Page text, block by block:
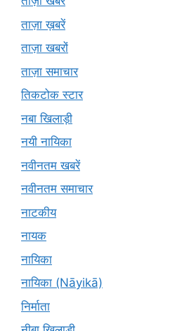
ताज़ा ख़बरें
ताज़ा खबरों
ताज़ा समाचार
तिकटोक स्टार
नबा खिलाड़ी
नयी नायिका
नवीनतम खबरें
नवीनतम समाचार
नाटकीय
नायक
नायिका
नायिका (Nāyikā)
निर्माता